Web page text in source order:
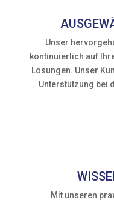
Unser
kontinuierlich auf
Lösungen. Unser
Unterstützung bei
Mit unseren